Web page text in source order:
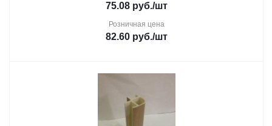
75.08 руб./шт
Розничная цена
82.60 руб./шт